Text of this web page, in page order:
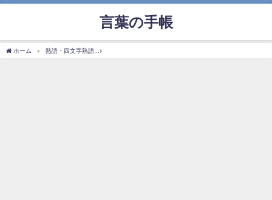
言葉の手帳
ホーム 熟語・四文字熟語